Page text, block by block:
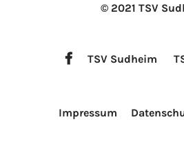
© 2021 TSV
TSV Sudheim
Impressum